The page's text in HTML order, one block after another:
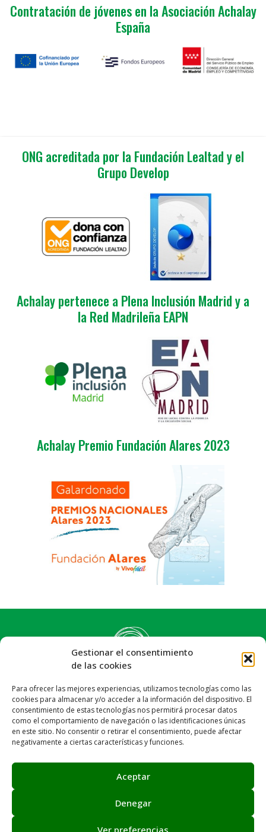
Gestionar el consentimiento
de las cookies
Para ofrecer las mejores experiencias, utilizamos tecnologías como las
cookies para almacenar y/o acceder a la información del dispositivo. El
consentimiento de estas tecnologías nos permitirá procesar datos
como el comportamiento de navegación o las identificaciones únicas
en este sitio. No consentir o retirar el consentimiento, puede afectar
negativamente a ciertas características y funciones.
Aceptar
Denegar
Ver preferencias
Contratación de jóvenes en la Asociación Achalay
España
ONG acreditada por la Fundación Lealtad y el
Grupo Develop
Achalay pertenece a Plena Inclusión Madrid y a
la Red Madrileña EAPN
Achalay Premio Fundación Alares 2023
Síguenos:
Email: info@achalay.es
Aviso legal
Mapa web
Asociación Achalay © 2026. Sitio web creado por